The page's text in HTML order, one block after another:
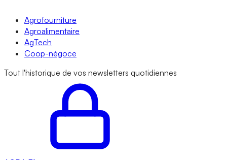
Agrofourniture
Agroalimentaire
AgTech
Coop-négoce
Tout l'historique de vos newsletters quotidiennes